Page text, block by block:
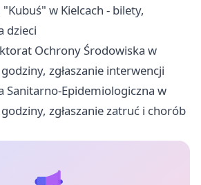
w Kielcach - bilety,
dzieci
Ochrony Środowiska w
zgłaszanie interwencji
Sanitarno-Epidemiologiczna w
zgłaszanie zatruć i chorób